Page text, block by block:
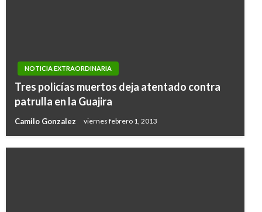
NOTICIA EXTRAORDINARIA
Tres policías muertos deja atentado contra
patrulla en la Guajira
Camilo Gonzalez viernes febrero 1, 2013